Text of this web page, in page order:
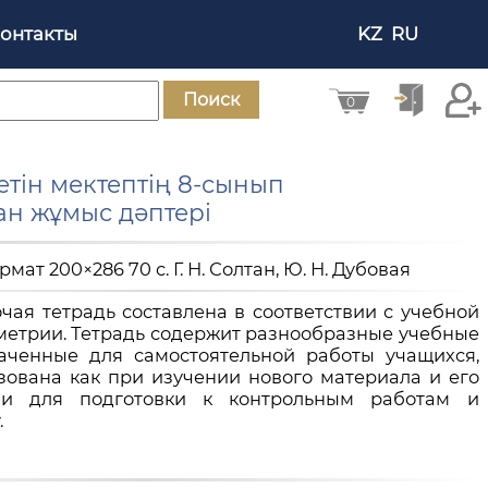
KZ RU
Поиск 0
мектептің 8-сынып
жұмыс дәптері
200×286 70 с. Г. Н. Солтан, Ю. Н. Дубовая
тетрадь составлена в соответствии с учебной
Тетрадь содержит разнообразные учебные
для самостоятельной работы учащихся,
как при изучении нового материала и его
и для подготовки к контрольным работам и